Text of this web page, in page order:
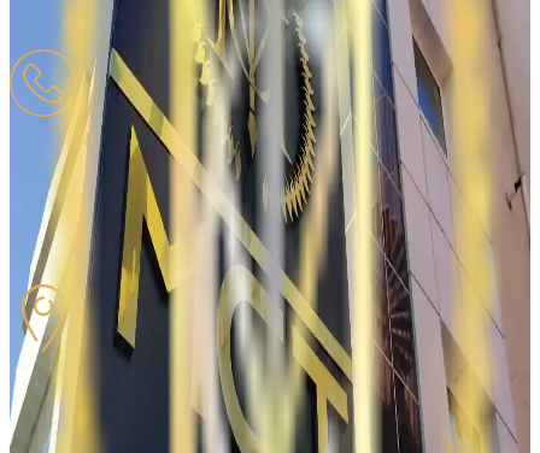
mesutcan.tarim@hs01kep.tr
TELEFON
Mobil :
0532-618-20-08
İş Tel
0312-284-16-61
Ofis Adresimiz